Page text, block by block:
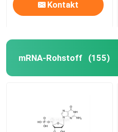
Kontakt
mRNA-Rohstoff (155)